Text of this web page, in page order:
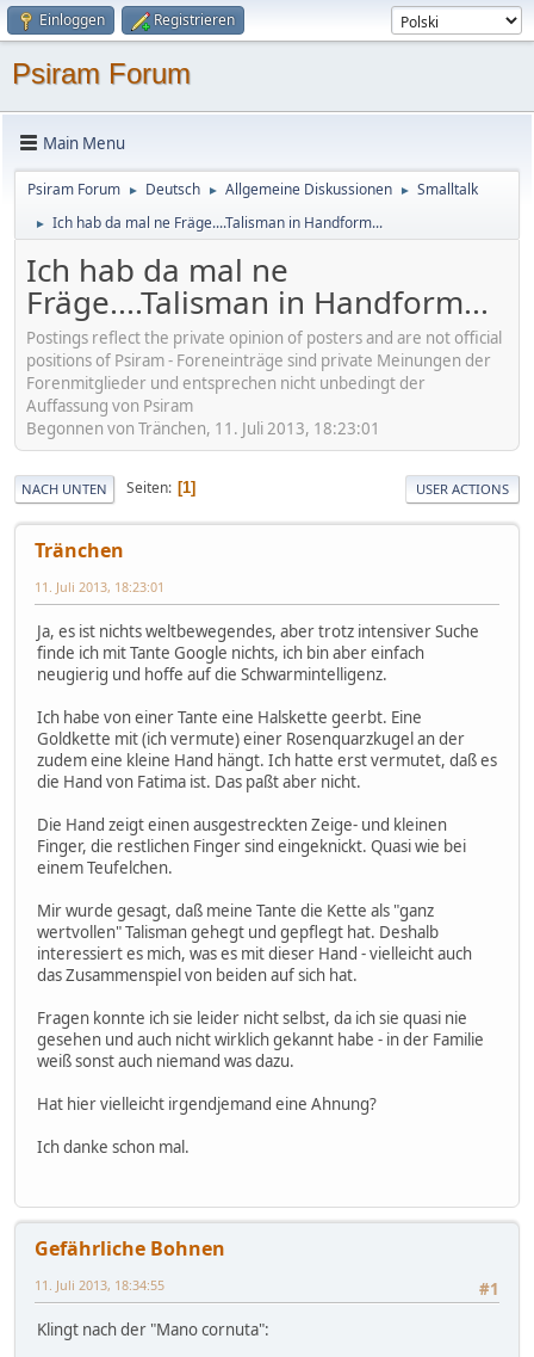
Einloggen Registrieren
Psiram Forum
Main Menu
Psiram Forum ► Deutsch ► Allgemeine Diskussionen ► Smalltalk
► Ich hab da mal ne Fräge....Talisman in Handform...
Ich hab da mal ne
Fräge....Talisman in Handform...
Postings reflect the private opinion of posters and are not official
positions of Psiram - Foreneinträge sind private Meinungen der
Forenmitglieder und entsprechen nicht unbedingt der
Auffassung von Psiram
Begonnen von Tränchen, 11. Juli 2013, 18:23:01
NACH UNTEN Seiten 1 USER ACTIONS
Tränchen
11. Juli 2013, 18:23:01
Ja, es ist nichts weltbewegendes, aber trotz intensiver Suche
finde ich mit Tante Google nichts, ich bin aber einfach
neugierig und hoffe auf die Schwarmintelligenz.
Ich habe von einer Tante eine Halskette geerbt. Eine
Goldkette mit (ich vermute) einer Rosenquarzkugel an der
zudem eine kleine Hand hängt. Ich hatte erst vermutet, daß es
die Hand von Fatima ist. Das paßt aber nicht.
Die Hand zeigt einen ausgestreckten Zeige- und kleinen
Finger, die restlichen Finger sind eingeknickt. Quasi wie bei
einem Teufelchen.
Mir wurde gesagt, daß meine Tante die Kette als "ganz
wertvollen" Talisman gehegt und gepflegt hat. Deshalb
interessiert es mich, was es mit dieser Hand - vielleicht auch
das Zusammenspiel von beiden auf sich hat.
Fragen konnte ich sie leider nicht selbst, da ich sie quasi nie
gesehen und auch nicht wirklich gekannt habe - in der Familie
weiß sonst auch niemand was dazu.
Hat hier vielleicht irgendjemand eine Ahnung?
Ich danke schon mal.
Gefährliche Bohnen
#1
11. Juli 2013, 18:34:55
Klingt nach der "Mano cornuta":